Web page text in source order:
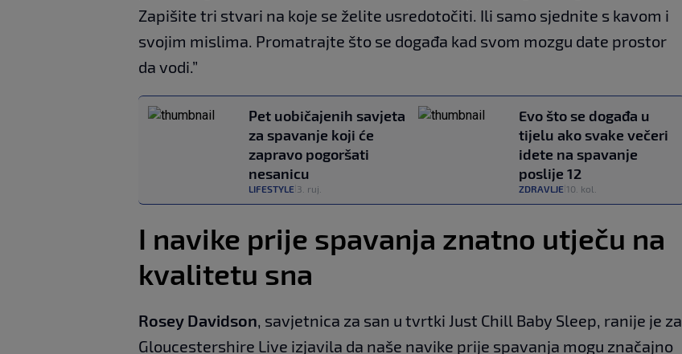
Zapišite tri stvari na koje se želite usredotočiti. Ili samo sjednite s kavom i
svojim mislima. Promatrajte što se događa kad svom mozgu date prostor
da vodi.”
Pet uobičajenih savjeta
za spavanje koji će
zapravo pogoršati
nesanicu
LIFESTYLE 3. ruj.
Evo što se događa u
tijelu ako svake večeri
idete na spavanje
poslije 12
ZDRAVLJE 10. kol.
I navike prije spavanja znatno utječu na
kvalitetu sna
Rosey Davidson, savjetnica za san u tvrtki Just Chill Baby Sleep, ranije je za
Gloucestershire Live izjavila da naše navike prije spavanja mogu značajno